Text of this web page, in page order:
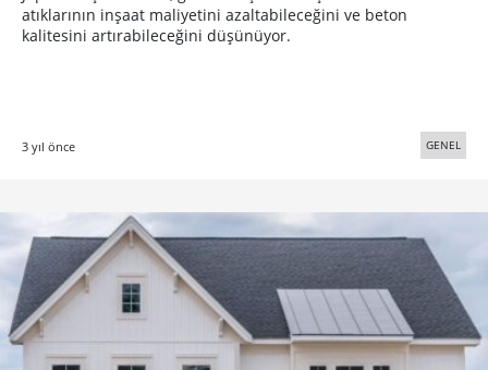
atıklarının inşaat maliyetini azaltabileceğini ve beton
kalitesini artırabileceğini düşünüyor.
3 yıl önce GENEL